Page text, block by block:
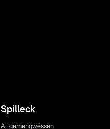
Spilleck
Allgemengwëssen